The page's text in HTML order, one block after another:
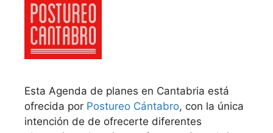
Esta Agenda de planes en Cantabria está
ofrecida por Postureo Cántabro, con la única
intención de de ofrecerte diferentes